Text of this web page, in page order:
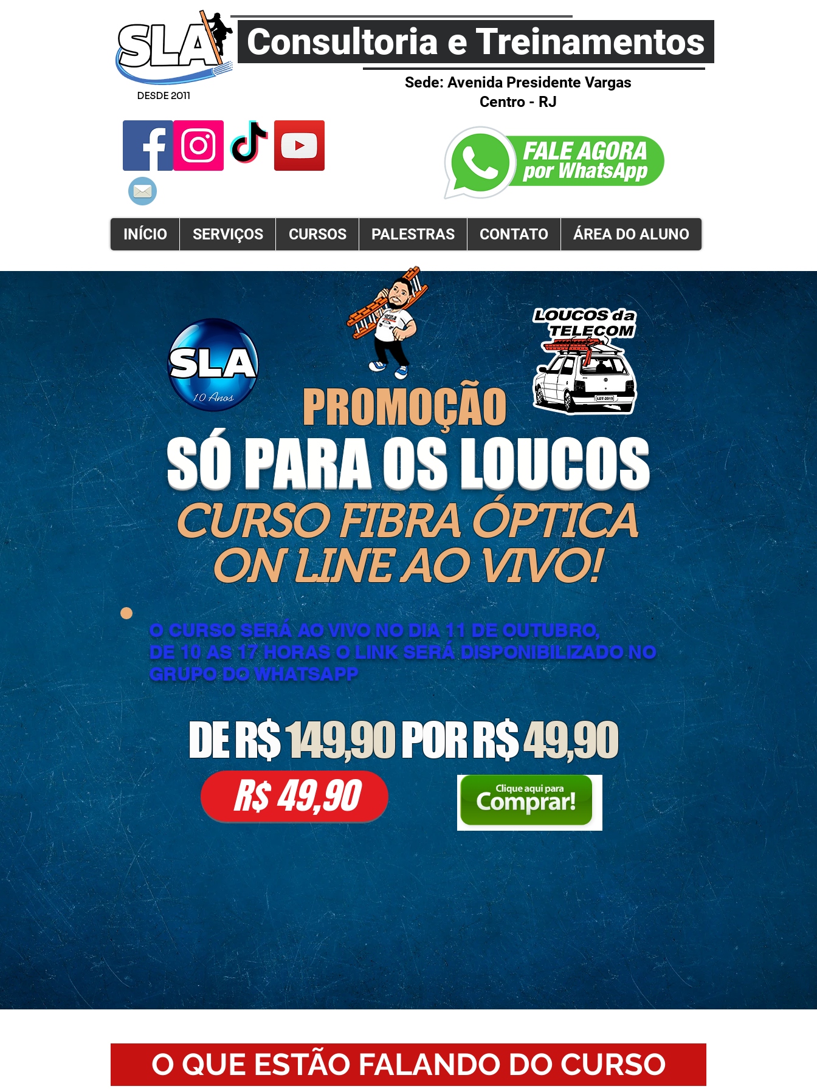
Sede: Avenida Presidente Vargas
Centro - RJ
DESDE 2011
Consultoria e Treinamentos
INÍCIO SERVIÇOS CURSOS PALESTRAS CONTATO ÁREA DO ALUNO
PROMOÇÃO
SÓ PARA OS LOUCOS
CURSO FIBRA ÓPTICA
ON LINE AO VIVO!
R$ 49,90
O CURSO SERÁ AO VIVO NO DIA 11 DE OUTUBRO,
DE 10 AS 17 HORAS O LINK SERÁ DISPONIBILIZADO NO
GRUPO DO WHATSAPP
DE R$149,90POR R$49,90
O QUE ESTÃO FALANDO DO CURSO